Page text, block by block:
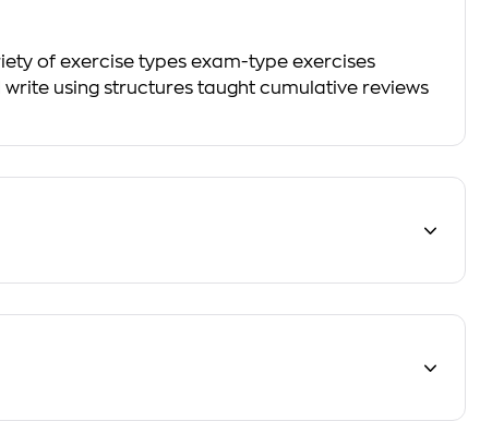
of exercise types exam-type exercises
using structures taught cumulative reviews